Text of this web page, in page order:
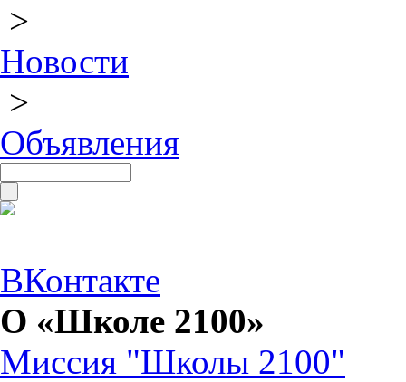
>
Новости
>
Объявления
ВКонтакте
О «Школе 2100»
Миссия "Школы 2100"